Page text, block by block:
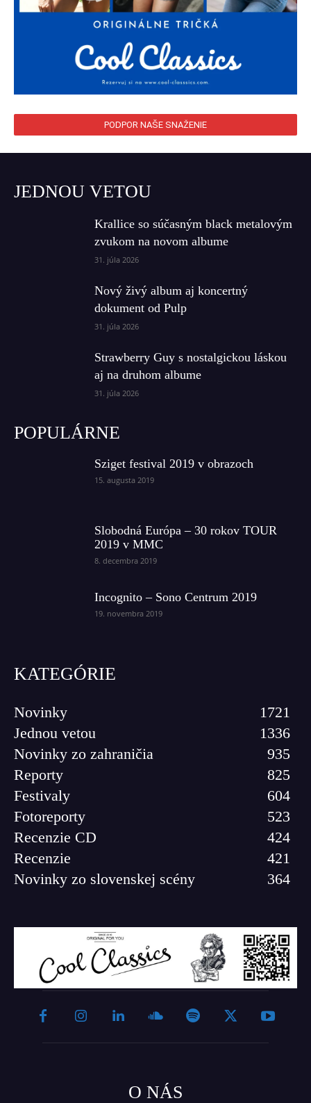
PODPOR NAŠE SNAŽENIE
JEDNOU VETOU
Krallice so súčasným black metalovým
zvukom na novom albume
31. júla 2026
Nový živý album aj koncertný
dokument od Pulp
31. júla 2026
Strawberry Guy s nostalgickou láskou
aj na druhom albume
31. júla 2026
POPULÁRNE
Sziget festival 2019 v obrazoch
15. augusta 2019
Slobodná Európa – 30 rokov TOUR
2019 v MMC
8. decembra 2019
Incognito – Sono Centrum 2019
19. novembra 2019
KATEGÓRIE
Novinky
1721
Jednou vetou
1336
Novinky zo zahraničia
935
Reporty
825
Festivaly
604
Fotoreporty
523
Recenzie CD
424
Recenzie
421
Novinky zo slovenskej scény
364
O NÁS